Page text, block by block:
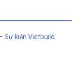
Sự kiện Vietbuild